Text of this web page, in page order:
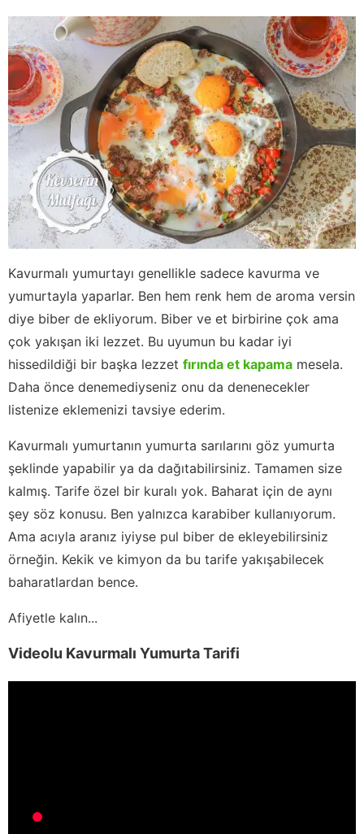
Kavurmalı yumurtayı genellikle sadece kavurma ve
yumurtayla yaparlar. Ben hem renk hem de aroma versin
diye biber de ekliyorum. Biber ve et birbirine çok ama
çok yakışan iki lezzet. Bu uyumun bu kadar iyi
hissedildiği bir başka lezzet fırında et kapama mesela.
Daha önce denemediyseniz onu da denenecekler
listenize eklemenizi tavsiye ederim.
Kavurmalı yumurtanın yumurta sarılarını göz yumurta
şeklinde yapabilir ya da dağıtabilirsiniz. Tamamen size
kalmış. Tarife özel bir kuralı yok. Baharat için de aynı
şey söz konusu. Ben yalnızca karabiber kullanıyorum.
Ama acıyla aranız iyiyse pul biber de ekleyebilirsiniz
örneğin. Kekik ve kimyon da bu tarife yakışabilecek
baharatlardan bence.
Afiyetle kalın...
Videolu Kavurmalı Yumurta Tarifi